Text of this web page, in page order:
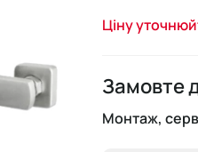
Ціну
Замовте
Монтаж,